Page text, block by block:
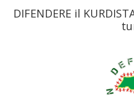
DIFENDERE il